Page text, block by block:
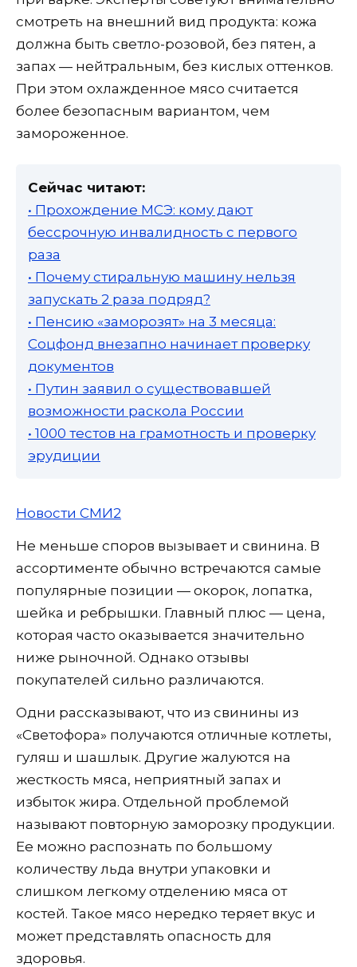
смотреть на внешний вид продукта: кожа
должна быть светло-розовой, без пятен, а
запах — нейтральным, без кислых оттенков.
При этом охлажденное мясо считается
более безопасным вариантом, чем
замороженное.
Сейчас читают:
• Прохождение МСЭ: кому дают
бессрочную инвалидность с первого
раза
• Почему стиральную машину нельзя
запускать 2 раза подряд?
• Пенсию «заморозят» на 3 месяца:
Соцфонд внезапно начинает проверку
документов
• Путин заявил о существовавшей
возможности раскола России
• 1000 тестов на грамотность и проверку
эрудиции
Новости СМИ2
Не меньше споров вызывает и свинина. В
ассортименте обычно встречаются самые
популярные позиции — окорок, лопатка,
шейка и ребрышки. Главный плюс — цена,
которая часто оказывается значительно
ниже рыночной. Однако отзывы
покупателей сильно различаются.
Одни рассказывают, что из свинины из
«Светофора» получаются отличные котлеты,
гуляш и шашлык. Другие жалуются на
жесткость мяса, неприятный запах и
избыток жира. Отдельной проблемой
называют повторную заморозку продукции.
Ее можно распознать по большому
количеству льда внутри упаковки и
слишком легкому отделению мяса от
костей. Такое мясо нередко теряет вкус и
может представлять опасность для
здоровья.